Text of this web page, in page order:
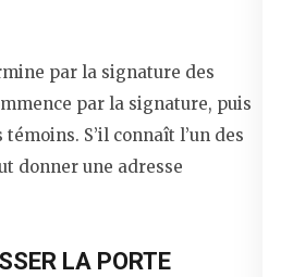
par la signature des
par la signature, puis
S’il connaît l’un des
donner une adresse
LA PORTE